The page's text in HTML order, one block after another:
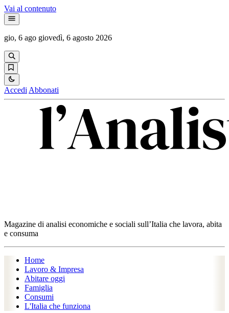
Vai al contenuto
gio, 6 ago giovedì, 6 agosto 2026
Accedi Abbonati
Magazine di analisi economiche e sociali sull’Italia che lavora, abita
e consuma
Home
Lavoro & Impresa
Abitare oggi
Famiglia
Consumi
L'Italia che funziona